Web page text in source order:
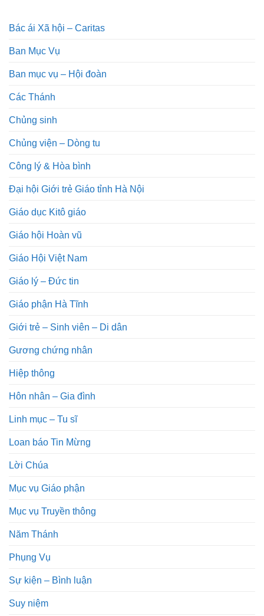
Bác ái Xã hội – Caritas
Ban Mục Vụ
Ban mục vụ – Hội đoàn
Các Thánh
Chủng sinh
Chủng viện – Dòng tu
Công lý & Hòa bình
Đại hội Giới trẻ Giáo tỉnh Hà Nội
Giáo dục Kitô giáo
Giáo hội Hoàn vũ
Giáo Hội Việt Nam
Giáo lý – Đức tin
Giáo phận Hà Tĩnh
Giới trẻ – Sinh viên – Di dân
Gương chứng nhân
Hiệp thông
Hôn nhân – Gia đình
Linh mục – Tu sĩ
Loan báo Tin Mừng
Lời Chúa
Mục vụ Giáo phận
Mục vụ Truyền thông
Năm Thánh
Phụng Vụ
Sự kiện – Bình luận
Suy niệm